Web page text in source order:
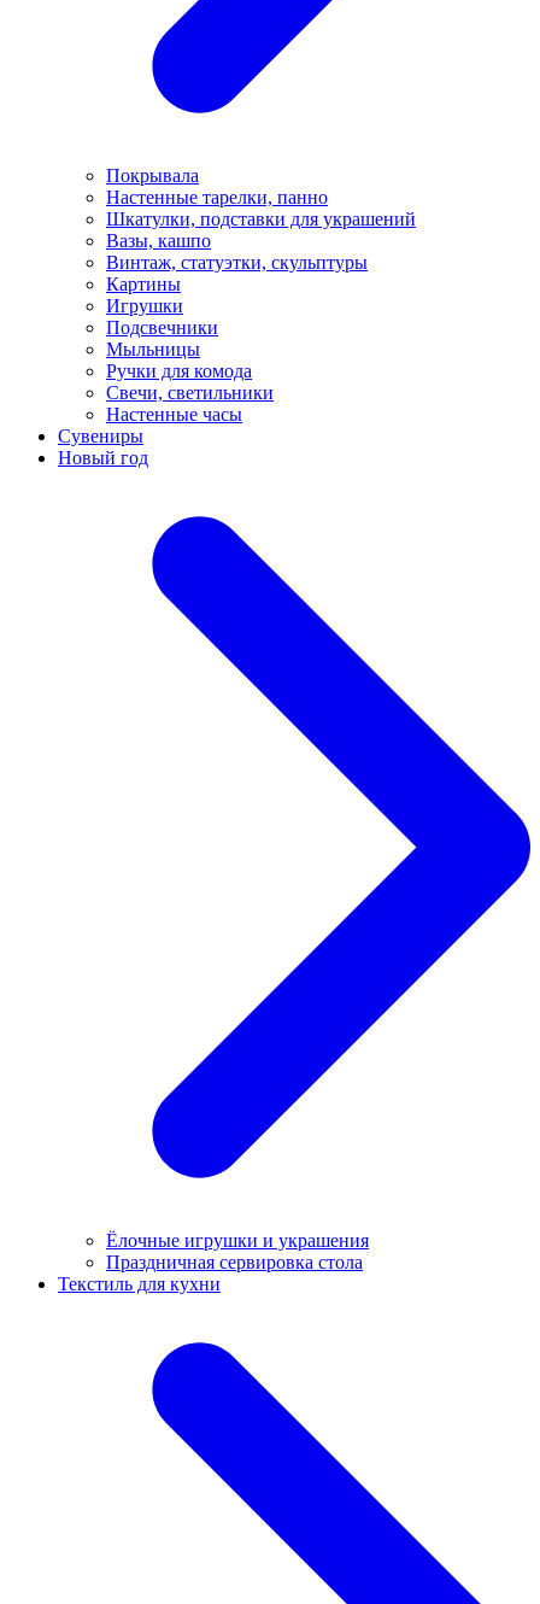
Покрывала
Настенные тарелки, панно
Шкатулки, подставки для украшений
Вазы, кашпо
Винтаж, статуэтки, скульптуры
Картины
Игрушки
Подсвечники
Мыльницы
Ручки для комода
Свечи, светильники
Настенные часы
Сувениры
Новый год
Ёлочные игрушки и украшения
Праздничная сервировка стола
Текстиль для кухни